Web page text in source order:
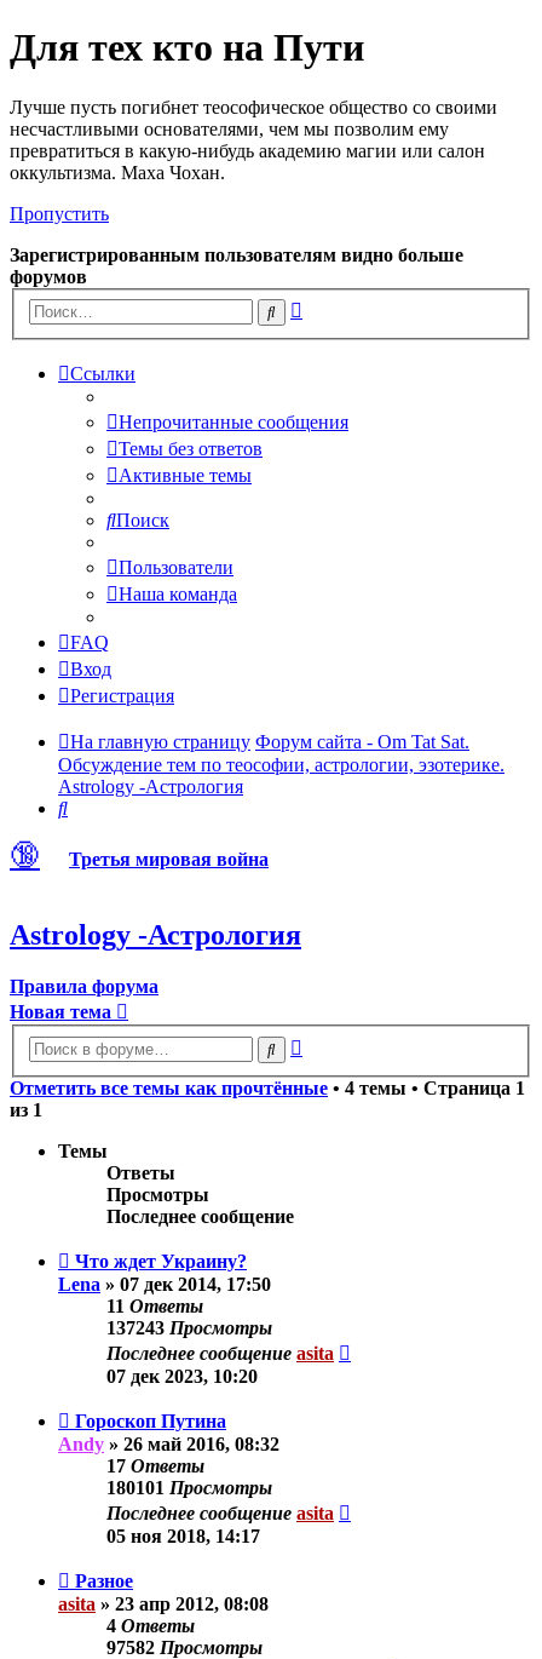
Для тех кто на Пути
Лучше пусть погибнет теософическое общество со своими
несчастливыми основателями, чем мы позволим ему
превратиться в какую-нибудь академию магии или салон
оккультизма. Маха Чохан.
Пропустить
Зарегистрированным пользователям видно больше
форумов
Поиск
Ссылки
Непрочитанные сообщения
Темы без ответов
Активные темы
Поиск
Пользователи
Наша команда
FAQ
Вход
Регистрация
На главную страницу Форум сайта - Om Tat Sat.
Обсуждение тем по теософии, астрологии, эзотерике.
Astrology -Астрология
Поиск
🔞 Третья мировая война
Astrology -Астрология
Правила форума
Новая тема
Поиск
Отметить все темы как прочтённые • 4 темы • Страница 1
из 1
Темы
Ответы
Просмотры
Последнее сообщение
Что ждет Украину?
Lena » 07 дек 2014, 17:50
11 Ответы
137243 Просмотры
Последнее сообщение asita
07 дек 2023, 10:20
Гороскоп Путина
Andy » 26 май 2016, 08:32
17 Ответы
180101 Просмотры
Последнее сообщение asita
05 ноя 2018, 14:17
Разное
asita » 23 апр 2012, 08:08
4 Ответы
97582 Просмотры